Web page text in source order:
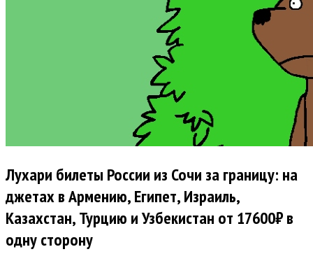
Лухари билеты России из Сочи за границу: на
джетах в Армению, Египет, Израиль,
Казахстан, Турцию и Узбекистан от 17600₽ в
одну сторону